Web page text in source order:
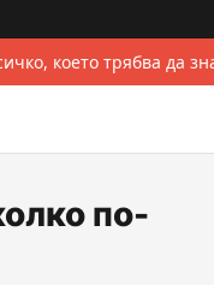
което трябва да
по-